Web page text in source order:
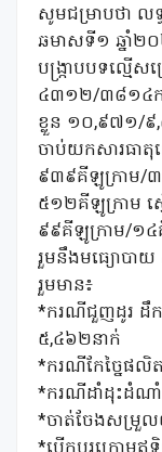
សូមជម្រាបថា លទ្
ឆមាសទី១ ឆ្នាំ២០២
បង្រ្កាបបទល្មើ
៤៣១២/៣៨១៤ក
ខ្លួន ១០,៩៧១/៩
ចាប់យកសារធា
៩៣៩គីឡូក្រាម/
៥១២គីឡូក្រាម ស្
៩៩គីឡូក្រាម/១៤
រួមនឹងមធ្យោបាយ
រួមមាន៖
*ករណីជួញដូរ ដឹក
៥,៤៦២នាក់
*ករណីកែច្នៃផ
*ករណីដាំដុះដំណាំ
*ចាត់ចែងសម្រួល